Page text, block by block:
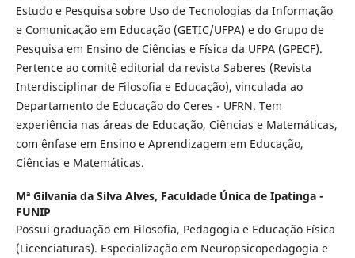
Estudo e Pesquisa sobre Uso de Tecnologias da Informação
e Comunicação em Educação (GETIC/UFPA) e do Grupo de
Pesquisa em Ensino de Ciências e Física da UFPA (GPECF).
Pertence ao comitê editorial da revista Saberes (Revista
Interdisciplinar de Filosofia e Educação), vinculada ao
Departamento de Educação do Ceres - UFRN. Tem
experiência nas áreas de Educação, Ciências e Matemáticas,
com ênfase em Ensino e Aprendizagem em Educação,
Ciências e Matemáticas.
Mª Gilvania da Silva Alves, Faculdade Única de Ipatinga -
FUNIP
Possui graduação em Filosofia, Pedagogia e Educação Física
(Licenciaturas). Especialização em Neuropsicopedagogia e